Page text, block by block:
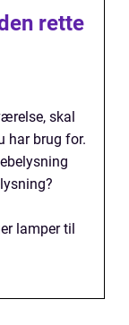
rette
skal
har brug for.
lamper til